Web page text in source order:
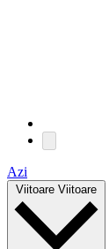
Azi
Viitoare Viitoare